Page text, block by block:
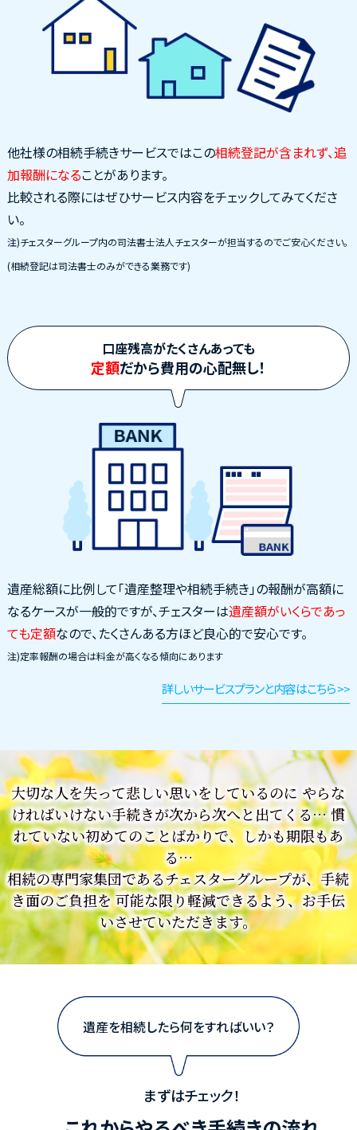
他社様の相続手続きサービスではこの相続登記が含まれず、追
加報酬になることがあります。
比較される際にはぜひサービス内容をチェックしてみてくださ
い。
注)チェスターグループ内の司法書士法人チェスターが担当するのでご安心ください。
(相続登記は司法書士のみができる業務です)
口座残高がたくさんあっても
定額だから費用の心配無し！
遺産総額に比例して「遺産整理や相続手続き」の報酬が高額に
なるケースが一般的ですが、チェスターは遺産額がいくらであっ
ても定額なので、たくさんある方ほど良心的で安心です。
注)定率報酬の場合は料金が高くなる傾向にあります
詳しいサービスプランと内容はこちら >>
大切な人を失って悲しい思いをしているのに やらな
ければいけない手続きが次から次へと出てくる…慣
れていない初めてのことばかりで、しかも期限もあ
る…
相続の専門家集団であるチェスターグループが、手続
き面のご負担を可能な限り軽減できるよう、お手伝
いさせていただきます。
遺産を相続したら何をすればいい？
まずはチェック！